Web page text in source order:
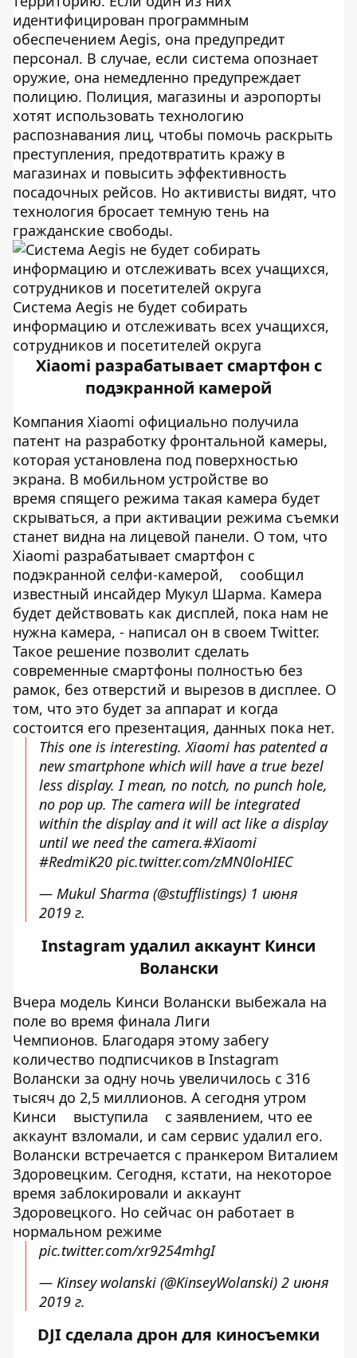
идентифицирован программным
обеспечением Aegis, она предупредит
персонал. В случае, если система опознает
оружие, она немедленно предупреждает
полицию. Полиция, магазины и аэропорты
хотят использовать технологию
распознавания лиц, чтобы помочь раскрыть
преступления, предотвратить кражу в
магазинах и повысить эффективность
посадочных рейсов. Но активисты видят, что
технология бросает темную тень на
гражданские свободы.
Система Aegis не будет собирать
информацию и отслеживать всех учащихся,
сотрудников и посетителей округа
Xiaomi разрабатывает смартфон с
подэкранной камерой
Компания Xiaomi официально получила
патент на разработку фронтальной камеры,
которая установлена под поверхностью
экрана. В мобильном устройстве во
время спящего режима такая камера будет
скрываться, а при активации режима съемки
станет видна на лицевой панели. О том, что
Xiaomi разрабатывает смартфон с
подэкранной селфи-камерой,
сообщил
известный инсайдер Мукул Шарма. Камера
будет действовать как дисплей, пока нам не
нужна камера, - написал он в своем Twitter.
Такое решение позволит сделать
современные смартфоны полностью без
рамок, без отверстий и вырезов в дисплее. О
том, что это будет за аппарат и когда
состоится его презентация, данных пока нет.
This one is interesting. Xiaomi has patented a
new smartphone which will have a true bezel
less display. I mean, no notch, no punch hole,
no pop up. The camera will be integrated
within the display and it will act like a display
until we need the camera.#Xiaomi
#RedmiK20 pic.twitter.com/zMN0loHIEC
— Mukul Sharma (@stufflistings) 1 июня
2019 г.
Instagram удалил аккаунт Кинси
Волански
Вчера модель Кинси Волански выбежала на
поле во время финала Лиги
Чемпионов. Благодаря этому забегу
количество подписчиков в Instagram
Волански за одну ночь увеличилось с 316
тысяч до 2,5 миллионов. А сегодня утром
Кинси
выступила
с заявлением, что ее
аккаунт взломали, и сам сервис удалил его.
Волански встречается с пранкером Виталием
Здоровецким. Сегодня, кстати, на некоторое
время заблокировали и аккаунт
Здоровецкого. Но сейчас он работает в
нормальном режиме
pic.twitter.com/xr9254mhgI
— Kinsey wolanski (@KinseyWolanski) 2 июня
2019 г.
DJI сделала дрон для киносъемки